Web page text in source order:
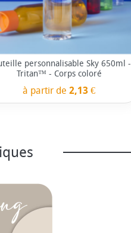
personnalisable Sky 650ml -
Tritan™ - Corps coloré
à partir de 2,13 €